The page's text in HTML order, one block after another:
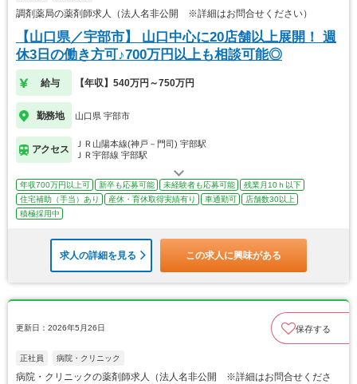
調剤薬局の薬剤師求人（法人名非公開 ※詳細はお問合せください）
【山口県／宇部市】 山口中心に20店舗以上展開！ 週
休3日の働き方可♪700万円以上も相談可能◎
給与 【年収】540万円～750万円
勤務地 山口県 宇部市
アクセス
ＪＲ山陽本線(神戸－門司) 宇部駅
ＪＲ宇部線 宇部駅
年収700万円以上可 新卒も応募可能 未経験者も応募可能
残業月10ｈ以下
住宅補助（手当）あり
産休・育休取得実績有り 車通勤可
店舗数30以上
積極採用中
求人の詳細を見る この求人に興味がある
更新日：2026年5月26日 保存する
正社員 病院・クリニック
病院・クリニックの薬剤師求人（法人名非公開 ※詳細はお問合せくださ